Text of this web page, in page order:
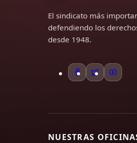
El sindicato más
defendiendo los
desde 1948.
NUESTRAS